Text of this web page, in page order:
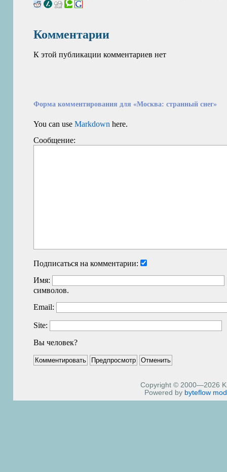
Комментарии
К этой публикации комментариев нет
Форма комментирования для «Москва: странный снег»
You can useMarkdown here.
Сообщение:
Подписаться на комментарии:
Имя:
символов.
Email:
Site:
Вы человек?
Copyright © 2000—2026
Powered by byteflow